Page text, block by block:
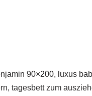
90×200, luxus
tagesbett zum